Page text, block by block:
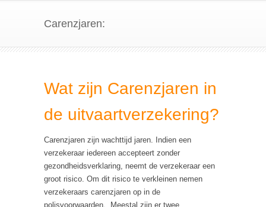
Carenzjaren:
Wat zijn Carenzjaren in
de uitvaartverzekering?
Carenzjaren zijn wachttijd jaren. Indien een
verzekeraar iedereen accepteert zonder
gezondheidsverklaring, neemt de verzekeraar een
groot risico. Om dit risico te verkleinen nemen
verzekeraars carenzjaren op in de
polisvoorwaarden. Meestal zijn er twee